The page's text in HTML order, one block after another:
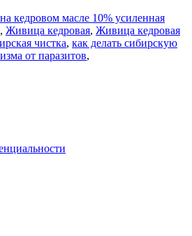
кедровом масле 10% усиленная
, Живица кедровая, Живица кедровая
чистка, как делать сибирскую
от паразитов,